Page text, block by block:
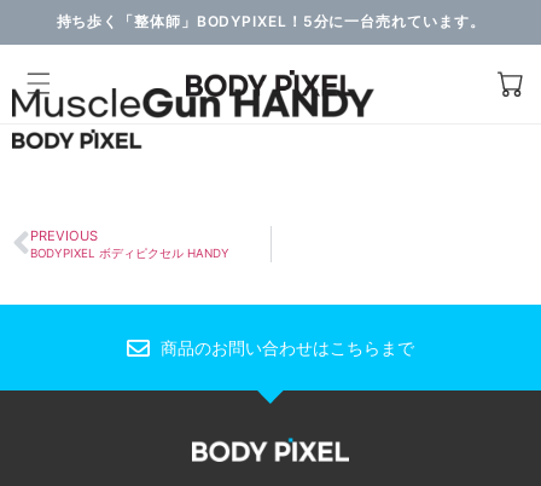
持ち歩く「整体師」BODYPIXEL！5分に一台売れています。
PREVIOUS
BODYPIXEL ボディピクセル HANDY
商品のお問い合わせはこちらまで